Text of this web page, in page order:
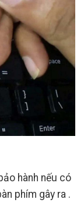
hành nếu có
phím gây ra .